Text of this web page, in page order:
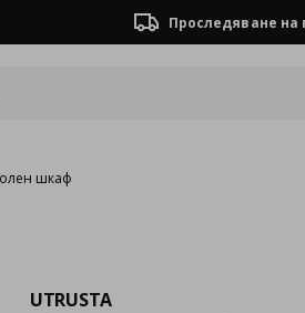
Проследяване на
шкаф
UTRUSTA